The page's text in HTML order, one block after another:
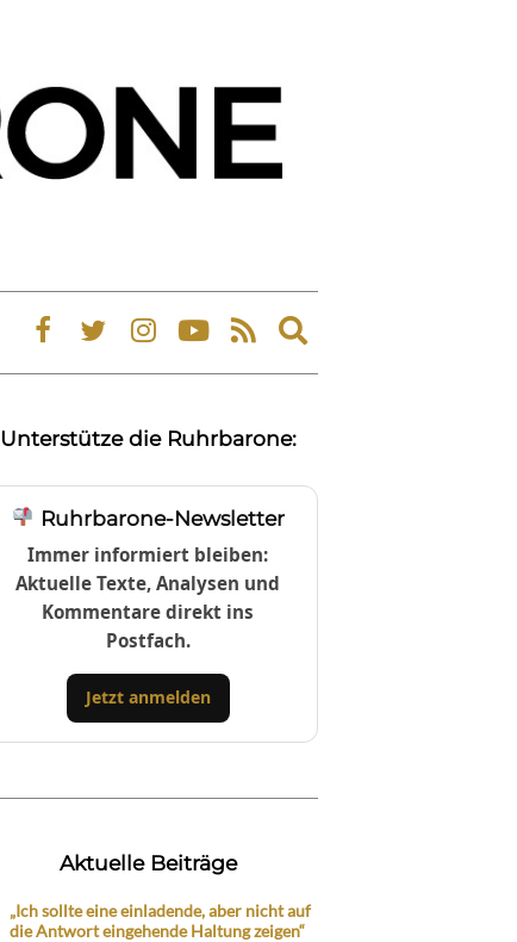
Expand
search
Unterstütze die Ruhrbarone:
Ruhrbarone-Newsletter
Immer informiert bleiben:
Aktuelle Texte, Analysen und
Kommentare direkt ins
Postfach.
Jetzt anmelden
Aktuelle Beiträge
„Ich sollte eine einladende, aber nicht auf
die Antwort eingehende Haltung zeigen“